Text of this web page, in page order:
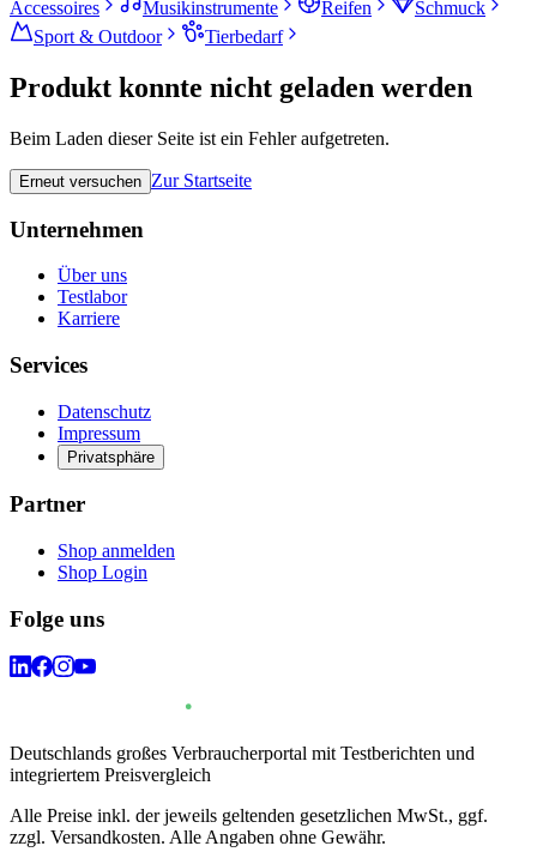
Accessoires
Musikinstrumente Reifen
Schmuck
Sport & Outdoor
Tierbedarf
Produkt konnte nicht geladen werden
Beim Laden dieser Seite ist ein Fehler aufgetreten.
Erneut versuchen Zur Startseite
Unternehmen
Über uns
Testlabor
Karriere
Services
Datenschutz
Impressum
Privatsphäre
Partner
Shop anmelden
Shop Login
Folge uns
Deutschlands großes Verbraucherportal mit Testberichten und
integriertem Preisvergleich
Alle Preise inkl. der jeweils geltenden gesetzlichen MwSt., ggf.
zzgl. Versandkosten. Alle Angaben ohne Gewähr.